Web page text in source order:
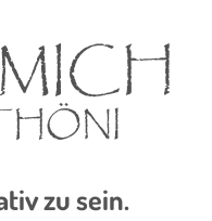
zu sein.